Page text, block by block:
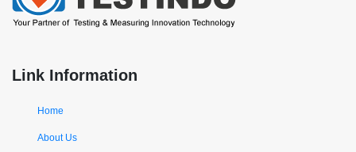
Link Information
Home
About Us